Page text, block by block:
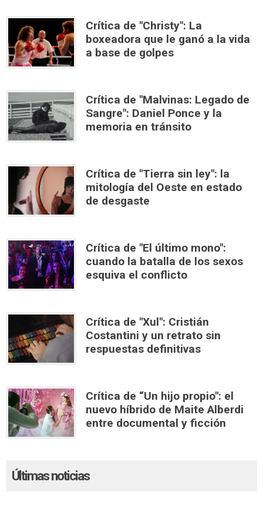
Crítica de "Christy": La
boxeadora que le ganó a la vida
a base de golpes
Crítica de "Malvinas: Legado de
Sangre": Daniel Ponce y la
memoria en tránsito
Crítica de "Tierra sin ley": la
mitología del Oeste en estado
de desgaste
Crítica de "El último mono":
cuando la batalla de los sexos
esquiva el conflicto
Crítica de "Xul": Cristián
Costantini y un retrato sin
respuestas definitivas
Crítica de “Un hijo propio": el
nuevo híbrido de Maite Alberdi
entre documental y ficción
Últimas noticias